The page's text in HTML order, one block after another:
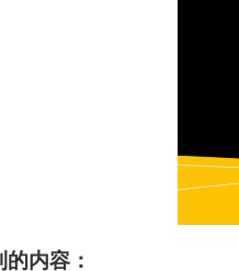
内容：